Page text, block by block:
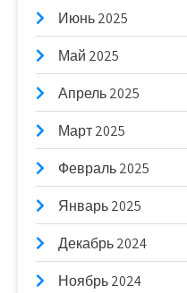
Июнь 2025
Май 2025
Апрель 2025
Март 2025
Февраль 2025
Январь 2025
Декабрь 2024
Ноябрь 2024